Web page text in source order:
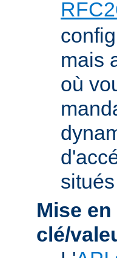
mais
où
Mise
clé/